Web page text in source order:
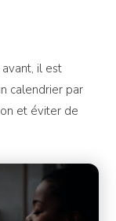
il est
calendrier par
et éviter de